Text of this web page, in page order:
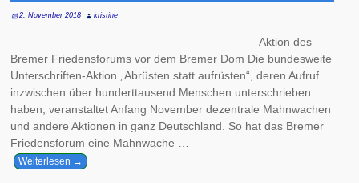
2. November 2018 kristine
Aktion des
Bremer Friedensforums vor dem Bremer Dom Die bundesweite
Unterschriften-Aktion „Abrüsten statt aufrüsten“, deren Aufruf
inzwischen über hunderttausend Menschen unterschrieben
haben, veranstaltet Anfang November dezentrale Mahnwachen
und andere Aktionen in ganz Deutschland. So hat das Bremer
Friedensforum eine Mahnwache …
Weiterlesen →